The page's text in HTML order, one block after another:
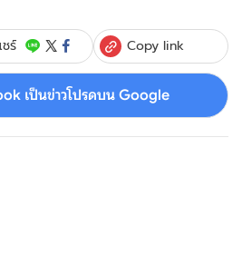
ชร์ Copy link
เป็นข่าวโปรดบน Google